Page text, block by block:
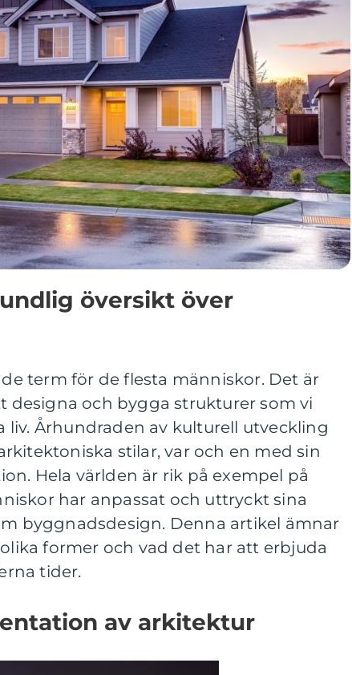
översikt över
term för de flesta människor. Det är
designa och bygga strukturer som vi
liv. Århundraden av kulturell utveckling
stilar, var och en med sin
Hela världen är rik på exempel på
har anpassat och uttryckt sina
byggnadsdesign. Denna artikel ämnar
former och vad det har att erbjuda
tider.
av arkitektur